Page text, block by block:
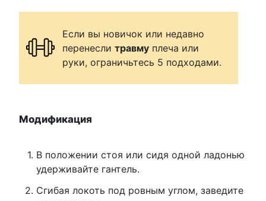
Если вы новичок или недавно
перенесли травму плеча или
руки, ограничьтесь 5 подходами.
Модификация
В положении стоя или сидя одной ладонью
удерживайте гантель.
Сгибая локоть под ровным углом, заведите